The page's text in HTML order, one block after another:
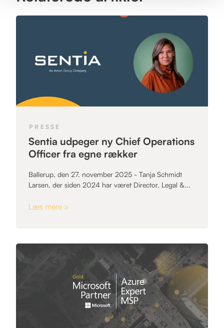
PRESSE
Sentia udpeger ny Chief Operations
Officer fra egne rækker
Ballerup, den 27. november 2025 - Tanja Schmidt
Larsen, der siden 2024 har været Director, Legal &...
Læs mere »